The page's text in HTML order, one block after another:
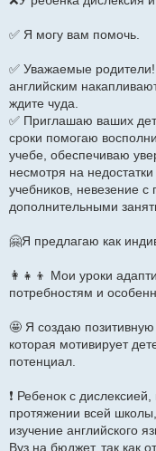
✅ Я могу вам помочь.
✅ Уважаемые
английским
ждите чуда.
✅ Приглашаю ваших
сроки помогаю
учебе, обеспечиваю
несмотря на
учебников, невезение с
дополнительными
🤗Я предлагаю как
👩‍👧‍👦 Мои уроки
потребностям и
🤩 Я создаю
которая мотивирует
потенциал.
❗ Ребенок с
протяжении всей
изучение английского
Вуз на бюджет, так как